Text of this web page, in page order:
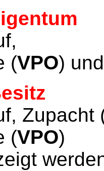
(VPO)
Zupacht
(VPO)